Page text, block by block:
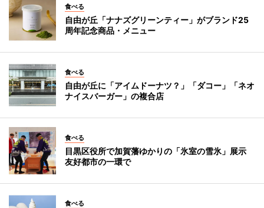
食べる
自由が丘「ナナズグリーンティー」がブランド25
周年記念商品・メニュー
食べる
自由が丘に「アイムドーナツ？」「ダコー」「ネオ
ナイスバーガー」の複合店
食べる
目黒区役所で加賀藩ゆかりの「氷室の雪氷」展示
友好都市の一環で
食べる